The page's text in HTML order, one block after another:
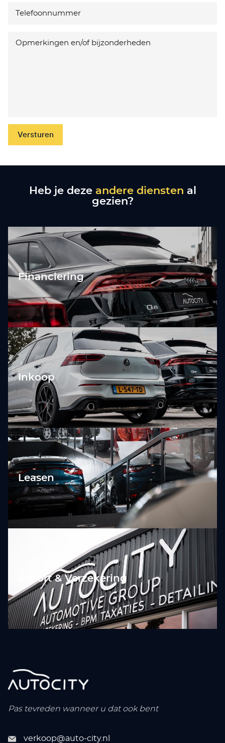
Versturen
Heb je deze andere diensten al
gezien?
Financiering
Inkoop
Leasen
Export & Verzekering
Pas tevreden wanneer u dat ook bent
verkoop@auto-city.nl